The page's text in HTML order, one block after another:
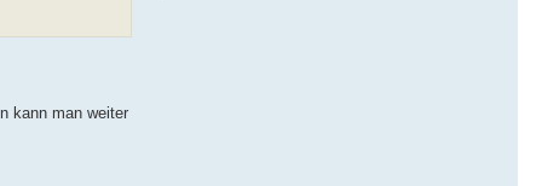
kann man weiter